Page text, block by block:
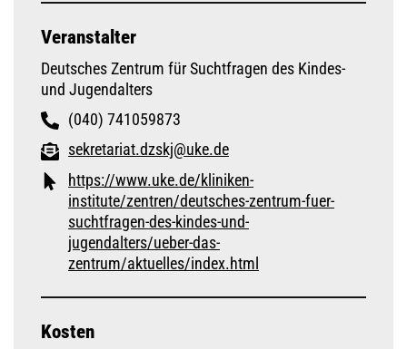
Veranstalter
Deutsches Zentrum für Suchtfragen des Kindes-
und Jugendalters
(040) 741059873
sekretariat.dzskj@uke.de
https://www.uke.de/kliniken-
institute/zentren/deutsches-zentrum-fuer-
suchtfragen-des-kindes-und-
jugendalters/ueber-das-
zentrum/aktuelles/index.html
Kosten